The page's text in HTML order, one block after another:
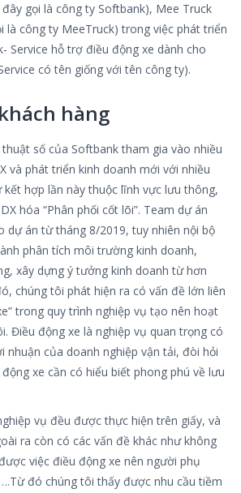
gọi là công ty Softbank), Mee Truck
là công ty MeeTruck) trong việc phát triển
Service hỗ trợ điều động xe dành cho
có tên giống với tên công ty).
hàng
số của Softbank tham gia vào nhiều
và phát triển kinh doanh mới với nhiều
kết hợp lần này thuộc lĩnh vực lưu thông,
hóa “Phân phối cốt lõi”. Team dự án
dự án từ tháng 8/2019, tuy nhiên nội bộ
phân tích môi trường kinh doanh,
xây dựng ý tưởng kinh doanh từ hơn
chúng tôi phát hiện ra có vấn đề lớn liên
trong quy trình nghiệp vụ tạo nên hoạt
Điều động xe là nghiệp vụ quan trọng có
nhuận của doanh nghiệp vận tải, đòi hỏi
xe cần có hiểu biết phong phú về lưu
vụ đều được thực hiện trên giấy, và
ra còn có các vấn đề khác như không
việc điều động xe nên người phụ
đó chúng tôi thấy được nhu cầu tiềm